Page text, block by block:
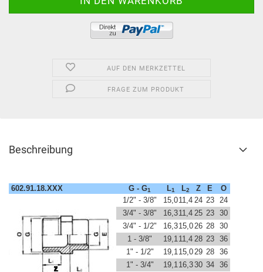
AUF DEN MERKZETTEL
FRAGE ZUM PRODUKT
Beschreibung
602.91.18.XXX G - G1 L1 L2 Z E
O
1/2" - 3/8"
15,011,4 24 23
24
3/4" - 3/8"
16,311,4 25 23
30
3/4" - 1/2"
16,315,026 28
30
1 - 3/8"
19,111,4 28 23
36
1" - 1/2"
19,115,029 28
36
1" - 3/4"
19,116,330 34
36